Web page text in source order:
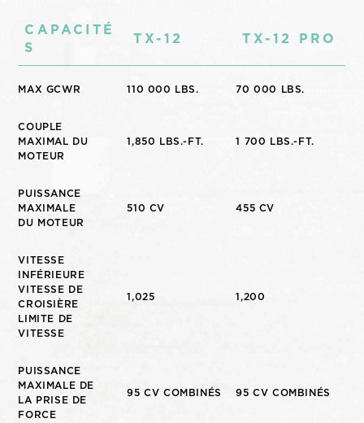
CAPACITÉ
S
TX-12 TX-12 PRO
MAX GCWR 110 000 LBS. 70 000 LBS.
COUPLE
MAXIMAL DU
MOTEUR
1,850 LBS.-FT. 1 700 LBS.-FT.
PUISSANCE
MAXIMALE
DU MOTEUR
510 CV 455 CV
VITESSE
INFÉRIEURE
VITESSE DE
CROISIÈRE
LIMITE DE
VITESSE
1,025 1,200
PUISSANCE
MAXIMALE DE
LA PRISE DE
FORCE
95 CV COMBINÉS 95 CV COMBINÉS